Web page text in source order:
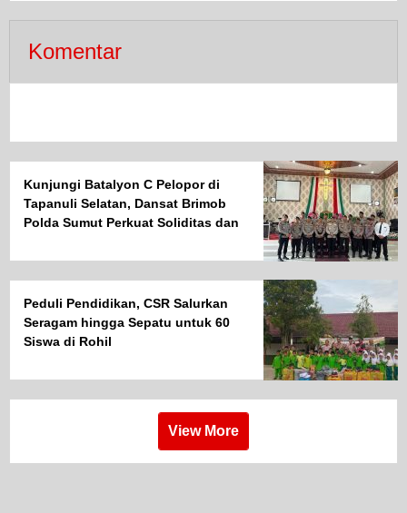
Komentar
Kunjungi Batalyon C Pelopor di
Tapanuli Selatan, Dansat Brimob
Polda Sumut Perkuat Soliditas dan
Peduli Pendidikan, CSR Salurkan
Seragam hingga Sepatu untuk 60
Siswa di Rohil
View More